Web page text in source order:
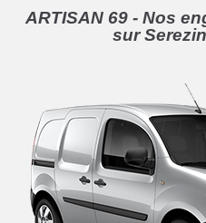
ARTISAN 69 - Nos
sur